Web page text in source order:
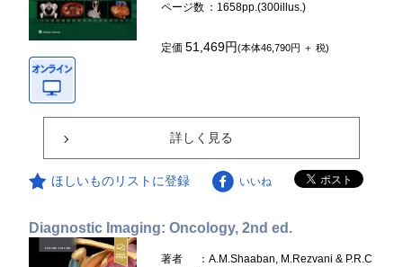
ページ数 ：1658pp.(300illus.)
定価51,469円(本体46,790円 ＋ 税)
詳しく見る
ほしいものリストに登録 いいね
Diagnostic Imaging: Oncology, 2nd ed.
著者
：A.M.Shaaban, M.Rezvani & P.R.C